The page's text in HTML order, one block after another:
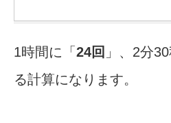
1時間に「 24回 」、2分
る計算になります。